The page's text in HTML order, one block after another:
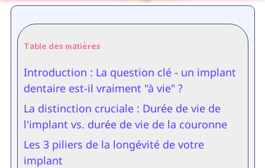
Table des matières
Introduction : La question clé - un implant
dentaire est-il vraiment "à vie" ?
La distinction cruciale : Durée de vie de
l'implant vs. durée de vie de la couronne
Les 3 piliers de la longévité de votre
implant